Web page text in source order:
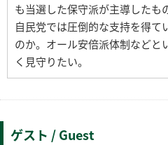
も当選した保守派が主導したも
自民党では圧倒的な支持を得て
のか。オール安倍派体制などと
く見守りたい。
ゲスト / Guest